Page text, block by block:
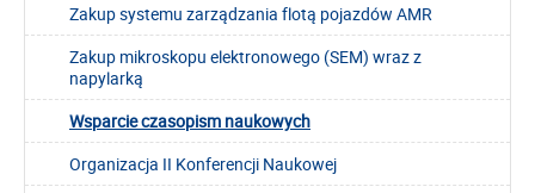
Zakup systemu zarządzania flotą pojazdów AMR
Zakup mikroskopu elektronowego (SEM) wraz z
napylarką
Wsparcie czasopism naukowych
Organizacja II Konferencji Naukowej